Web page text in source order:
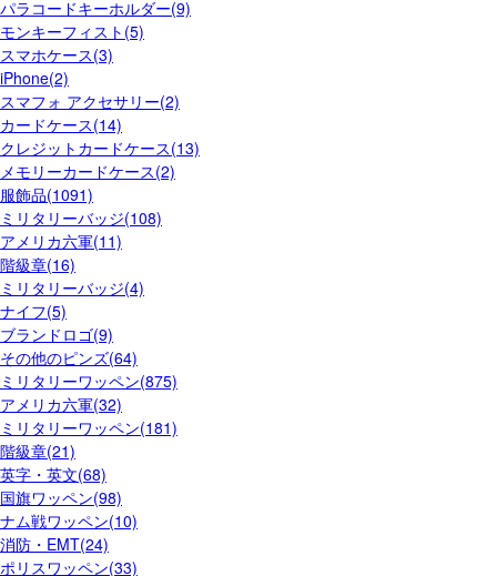
パラコードキーホルダー(9)
モンキーフィスト(5)
スマホケース(3)
iPhone(2)
スマフォ アクセサリー(2)
カードケース(14)
クレジットカードケース(13)
メモリーカードケース(2)
服飾品(1091)
ミリタリーバッジ(108)
アメリカ六軍(11)
階級章(16)
ミリタリーバッジ(4)
ナイフ(5)
ブランドロゴ(9)
その他のピンズ(64)
ミリタリーワッペン(875)
アメリカ六軍(32)
ミリタリーワッペン(181)
階級章(21)
英字・英文(68)
国旗ワッペン(98)
ナム戦ワッペン(10)
消防・EMT(24)
ポリスワッペン(33)